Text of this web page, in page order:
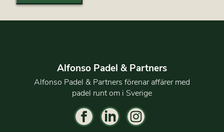
Alfonso Padel & Partners
Alfonso Padel & Partners förenar affärer med
padel runt om i Sverige